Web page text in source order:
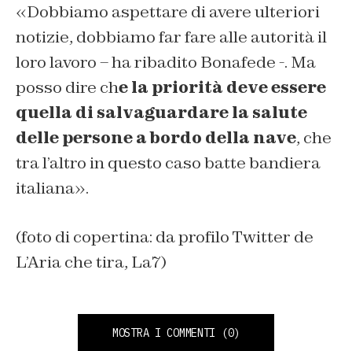
«Dobbiamo aspettare di avere ulteriori
notizie, dobbiamo far fare alle autorità il
loro lavoro – ha ribadito Bonafede -. Ma
posso dire che la priorità deve essere
quella di salvaguardare la salute
delle persone a bordo della nave, che
tra l’altro in questo caso batte bandiera
italiana».
(foto di copertina: da profilo Twitter de
L’Aria che tira, La7)
MOSTRA I COMMENTI (0)